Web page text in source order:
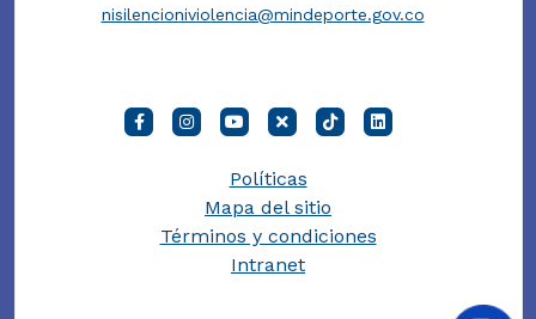
nisilencioniviolencia@mindeporte.gov.co
Políticas
Mapa del sitio
Términos y condiciones
Intranet